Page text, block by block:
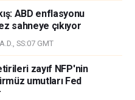
ABD enflasyonu
sahneye çıkıyor
SS:07 GMT
zayıf NFP'nin
umutları Fed